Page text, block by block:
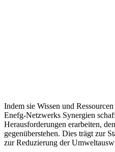
Indem sie Wissen und
Enefg-Netzwerks Synergien
Herausforderungen erarbeiten,
gegenüberstehen. Dies trägt zur
zur Reduzierung der